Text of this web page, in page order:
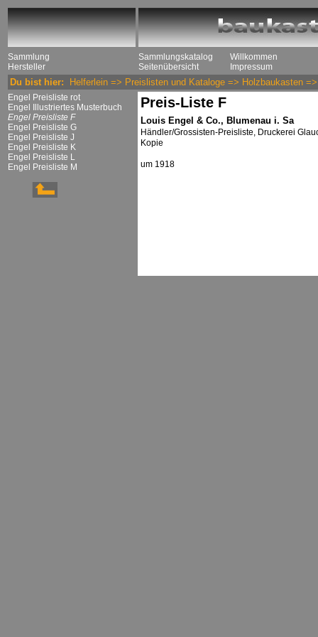
Sammlung
Hersteller
Sammlungskatalog
Seitenübersicht
Willkommen
Impressum
Du bist hier: Helferlein => Preislisten und Kataloge => Holzbaukasten
Engel Preisliste rot
Engel Illustriertes Musterbuch
Engel Preisliste F
Engel Preisliste G
Engel Preisliste J
Engel Preisliste K
Engel Preisliste L
Engel Preisliste M
Preis-Liste F
Louis Engel & Co., Blumenau i. Sa
Händler/Grossisten-Preisliste, Druckerei
Kopie
um 1918